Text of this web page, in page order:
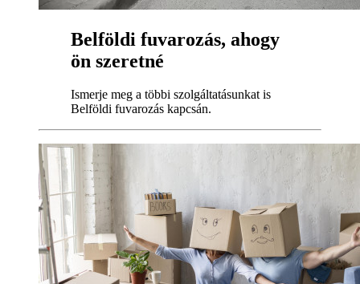
Belföldi fuvarozás, ahogy
ön szeretné
Ismerje meg a többi szolgáltatásunkat is
Belföldi fuvarozás kapcsán.